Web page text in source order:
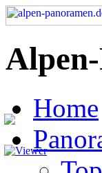
Home